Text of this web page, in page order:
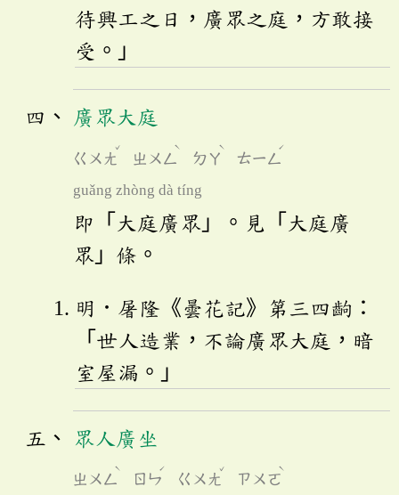
待興工之日，廣眾之庭，方敢接
受。」
廣眾大庭
ㄍㄨㄤ
ˇ
ㄓㄨㄥ
ˋ
ㄉㄚ
ˋ
ㄊㄧㄥ
ˊ
guǎng zhòng dà tíng
即「大庭廣眾」。見「大庭廣
眾」條。
明．屠隆《曇花記》第三四齣：
「世人造業，不論廣眾大庭，暗
室屋漏。」
眾人廣坐
ㄓㄨㄥ
ˋ
ㄖㄣ
ˊ
ㄍㄨㄤ
ˇ
ㄗㄨㄛ
ˋ